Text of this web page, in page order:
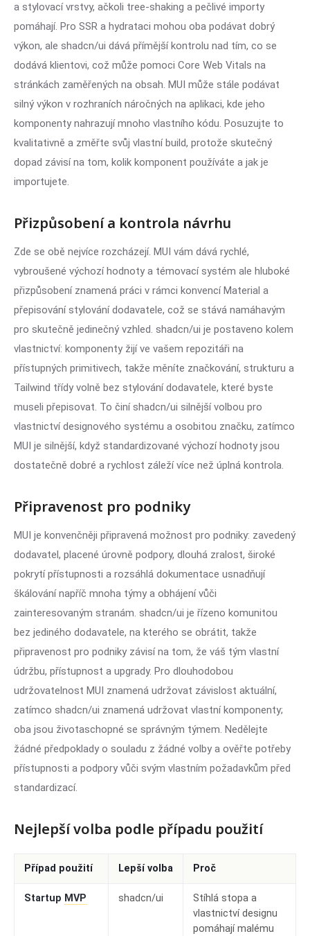
a stylovací vrstvy, ačkoli tree-shaking a pečlivé importy
pomáhají. Pro SSR a hydrataci mohou oba podávat dobrý
výkon, ale shadcn/ui dává přímější kontrolu nad tím, co se
dodává klientovi, což může pomoci Core Web Vitals na
stránkách zaměřených na obsah. MUI může stále podávat
silný výkon v rozhraních náročných na aplikaci, kde jeho
komponenty nahrazují mnoho vlastního kódu. Posuzujte to
kvalitativně a změřte svůj vlastní build, protože skutečný
dopad závisí na tom, kolik komponent používáte a jak je
importujete.
Přizpůsobení a kontrola návrhu
Zde se obě nejvíce rozcházejí. MUI vám dává rychlé,
vybroušené výchozí hodnoty a témovací systém ale hluboké
přizpůsobení znamená práci v rámci konvencí Material a
přepisování stylování dodavatele, což se stává namáhavým
pro skutečně jedinečný vzhled. shadcn/ui je postaveno kolem
vlastnictví: komponenty žijí ve vašem repozitáři na
přístupných primitivech, takže měníte značkování, strukturu a
Tailwind třídy volně bez stylování dodavatele, které byste
museli přepisovat. To činí shadcn/ui silnější volbou pro
vlastnictví designového systému a osobitou značku, zatímco
MUI je silnější, když standardizované výchozí hodnoty jsou
dostatečně dobré a rychlost záleží více než úplná kontrola.
Připravenost pro podniky
MUI je konvenčněji připravená možnost pro podniky: zavedený
dodavatel, placené úrovně podpory, dlouhá zralost, široké
pokrytí přístupnosti a rozsáhlá dokumentace usnadňují
škálování napříč mnoha týmy a obhájení vůči
zainteresovaným stranám. shadcn/ui je řízeno komunitou
bez jediného dodavatele, na kterého se obrátit, takže
připravenost pro podniky závisí na tom, že váš tým vlastní
údržbu, přístupnost a upgrady. Pro dlouhodobou
udržovatelnost MUI znamená udržovat závislost aktuální,
zatímco shadcn/ui znamená udržovat vlastní komponenty;
oba jsou životaschopné se správným týmem. Nedělejte
žádné předpoklady o souladu z žádné volby a ověřte potřeby
přístupnosti a podpory vůči svým vlastním požadavkům před
standardizací.
Nejlepší volba podle případu použití
Případ použití Lepší volba Proč
Startup MVP shadcn/ui
Stíhlá stopa a
vlastnictví designu
pomáhají malému